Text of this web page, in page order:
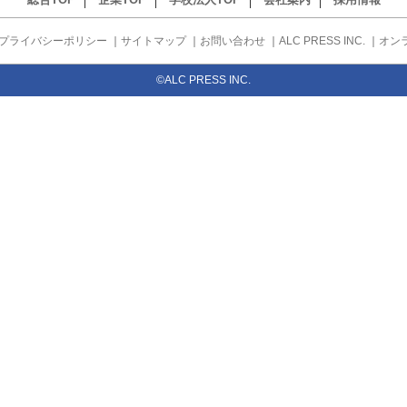
プライバシーポリシー ｜ サイトマップ ｜ お問い合わせ ｜ ALC PRESS INC. ｜ オン
©ALC PRESS INC.